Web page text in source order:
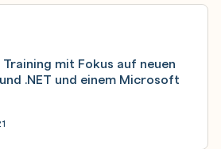
mit Fokus auf neuen
.NET und einem Microsoft